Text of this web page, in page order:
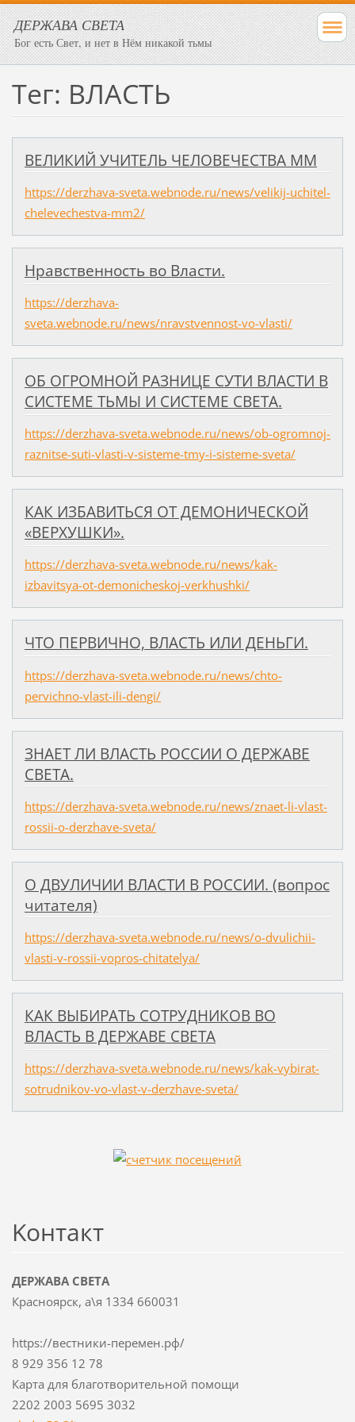
ДЕРЖАВА СВЕТА
Бог есть Свет, и нет в Нём никакой тьмы
Тег: ВЛАСТЬ
ВЕЛИКИЙ УЧИТЕЛЬ ЧЕЛОВЕЧЕСТВА ММ
https://derzhava-sveta.webnode.ru/news/velikij-uchitel-
chelevechestva-mm2/
Нравственность во Власти.
https://derzhava-
sveta.webnode.ru/news/nravstvennost-vo-vlasti/
ОБ ОГРОМНОЙ РАЗНИЦЕ СУТИ ВЛАСТИ В
СИСТЕМЕ ТЬМЫ И СИСТЕМЕ СВЕТА.
https://derzhava-sveta.webnode.ru/news/ob-ogromnoj-
raznitse-suti-vlasti-v-sisteme-tmy-i-sisteme-sveta/
КАК ИЗБАВИТЬСЯ ОТ ДЕМОНИЧЕСКОЙ
«ВЕРХУШКИ».
https://derzhava-sveta.webnode.ru/news/kak-
izbavitsya-ot-demonicheskoj-verkhushki/
ЧТО ПЕРВИЧНО, ВЛАСТЬ ИЛИ ДЕНЬГИ.
https://derzhava-sveta.webnode.ru/news/chto-
pervichno-vlast-ili-dengi/
ЗНАЕТ ЛИ ВЛАСТЬ РОССИИ О ДЕРЖАВЕ
СВЕТА.
https://derzhava-sveta.webnode.ru/news/znaet-li-vlast-
rossii-o-derzhave-sveta/
О ДВУЛИЧИИ ВЛАСТИ В РОССИИ. (вопрос
читателя)
https://derzhava-sveta.webnode.ru/news/o-dvulichii-
vlasti-v-rossii-vopros-chitatelya/
КАК ВЫБИРАТЬ СОТРУДНИКОВ ВО
ВЛАСТЬ В ДЕРЖАВЕ СВЕТА
https://derzhava-sveta.webnode.ru/news/kak-vybirat-
sotrudnikov-vo-vlast-v-derzhave-sveta/
Koнтакт
ДЕРЖАВА СВЕТА
Красноярск, а\я 1334 660031
https://вестники-перемен.рф/
8 929 356 12 78
Карта для благотворительной помощи
2202 2003 5695 3032